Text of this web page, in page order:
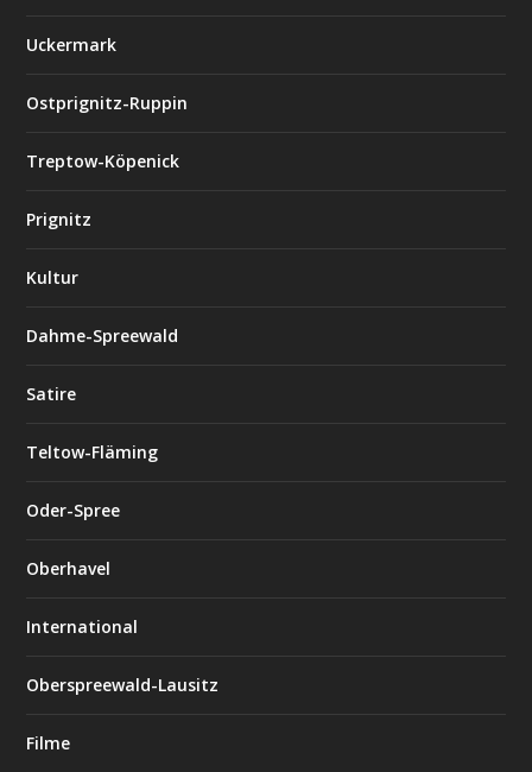
Uckermark
Ostprignitz-Ruppin
Treptow-Köpenick
Prignitz
Kultur
Dahme-Spreewald
Satire
Teltow-Fläming
Oder-Spree
Oberhavel
International
Oberspreewald-Lausitz
Filme